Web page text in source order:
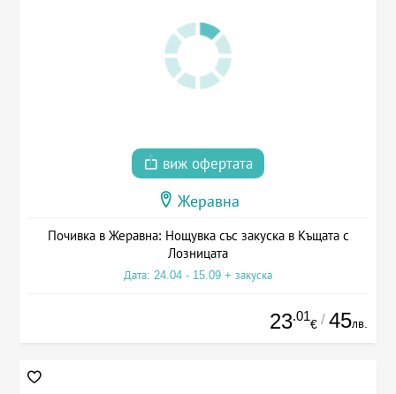
виж офертата
Жеравна
Почивка в Жеравна: Нощувка със закуска в Къщата с
Лозницата
Дата: 24.04 - 15.09 + закуска
23.01
€ / 45лв.